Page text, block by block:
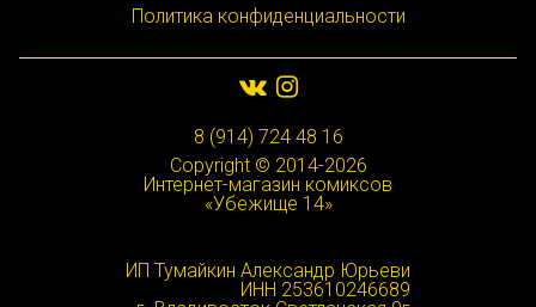
Политика конфиденциальности
8 (914) 724 48 16
Copyright © 2014-2026
Интернет-магазин комиксов
«Убежище 14»
ИП Тумайкин Александр Юрьеви
ИНН 253610246689